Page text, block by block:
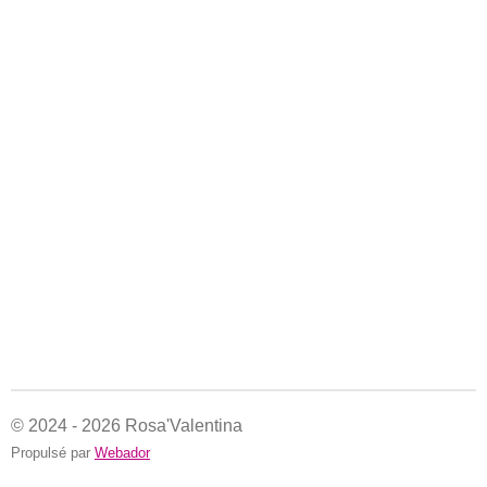
© 2024 - 2026 Rosa'Valentina
Propulsé par Webador